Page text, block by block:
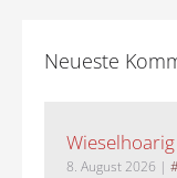
Neueste
Wieselhoarig
8. August 2026 |